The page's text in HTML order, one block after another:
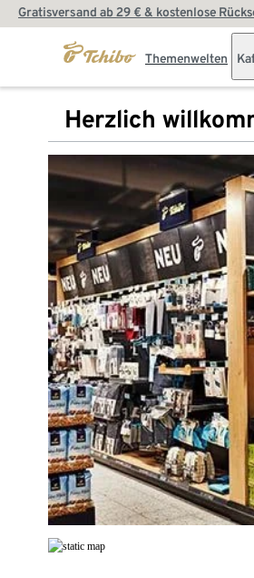
Gratisversand ab 29 € & kostenlose
Themenwelten
Herzlich